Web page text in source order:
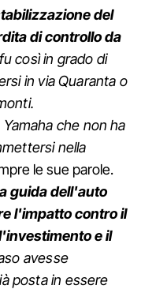
del
di controllo da
così in grado di
in via Quaranta o
che non ha
nella
le sue parole.
guida dell'auto
l'impatto contro il
e il
avesse
posta in essere